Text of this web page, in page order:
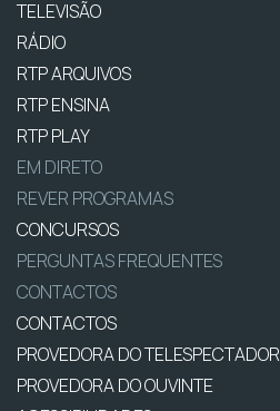
TELEVISÃO
RÁDIO
RTP ARQUIVOS
RTP ENSINA
RTP PLAY
EM DIRETO
REVER PROGRAMAS
CONCURSOS
PERGUNTAS FREQUENTES
CONTACTOS
CONTACTOS
PROVEDORA DO TELESPECTADOR
PROVEDORA DO OUVINTE